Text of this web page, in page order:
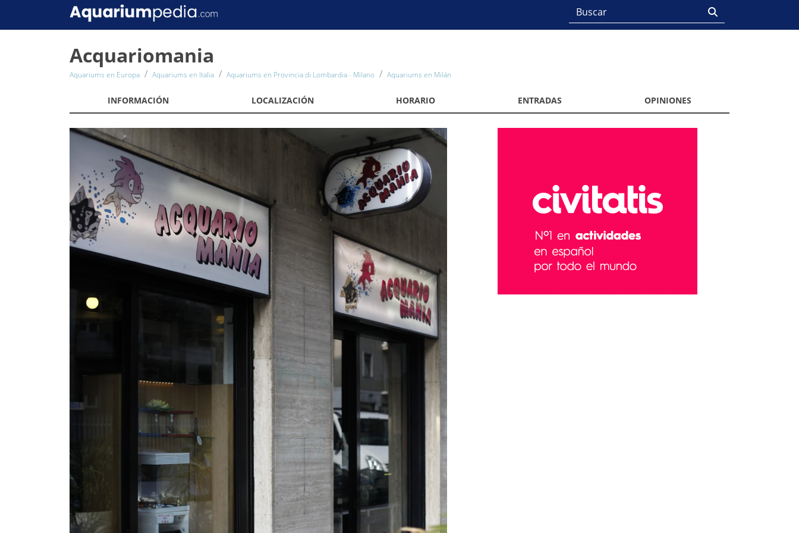
Acquariomania
Aquariums en Europa Aquariums en Italia Aquariums en Provincia di Lombardia - Milano Aquariums en Milán
INFORMACIÓN LOCALIZACIÓN HORARIO ENTRADAS OPINIONES